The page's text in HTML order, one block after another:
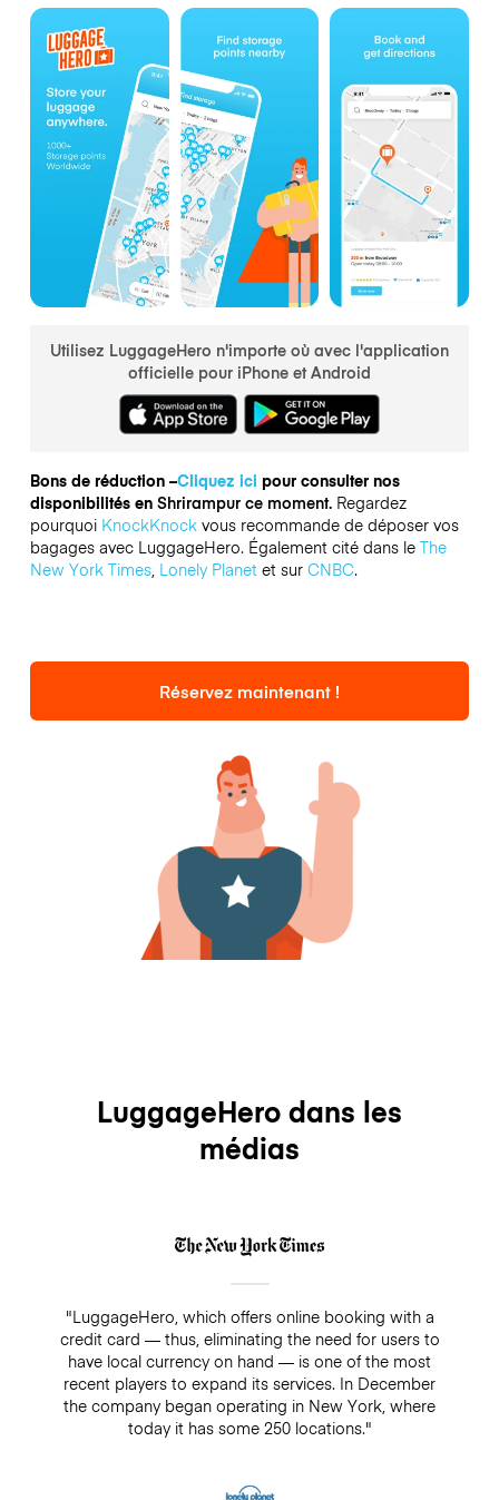
Utilisez LuggageHero n'importe où avec l'application
officielle pour iPhone et Android
Bons de réduction –Cliquez ici pour consulter nos
disponibilités en Shrirampur ce moment. Regardez
pourquoi KnockKnockvous recommande de déposer vos
bagages avec LuggageHero. Également cité dans le The
New York Times, Lonely Planetet sur CNBC.
Réservez maintenant !
LuggageHero dans les
médias
"LuggageHero, which offers online booking with a
credit card — thus, eliminating the need for users to
have local currency on hand — is one of the most
recent players to expand its services. In December
the company began operating in New York, where
today it has some 250 locations."